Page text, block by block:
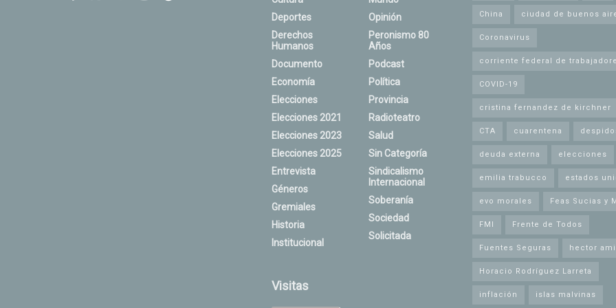
Deportes
Derechos
Humanos
Documento
Economía
Elecciones
Elecciones 2021
Elecciones 2023
Elecciones 2025
Entrevista
Géneros
Gremiales
Historia
Institucional
Opinión
Peronismo 80
Años
Podcast
Política
Provincia
Radioteatro
Salud
Sin Categoría
Sindicalismo
Internacional
Soberanía
Sociedad
Solicitada
Visitas
China ciudad de buenos
Coronavirus
corriente federal de
COVID-19
cristina fernandez de kirchner
CTA cuarentena
deuda externa elecciones
emilia trabucco estados
evo morales Feas Sucias y
FMI Frente de Todos
Fuentes Seguras hector
Horacio Rodríguez Larreta
inflación islas malvinas